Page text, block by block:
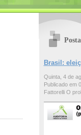
Brasil:
Quinta, 4 de
Publicado em
Fattorelli O